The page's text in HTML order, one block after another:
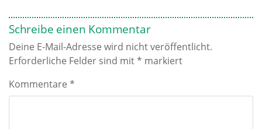
Schreibe einen Kommentar
Deine E-Mail-Adresse wird nicht veröffentlicht.
Erforderliche Felder sind mit* markiert
Kommentare *